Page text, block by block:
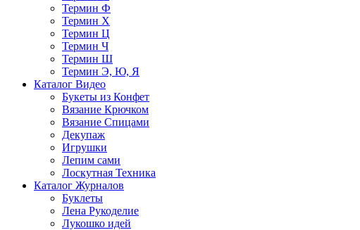
Термин Ф
Термин Х
Термин Ц
Термин Ч
Термин Ш
Термин Э, Ю, Я
Каталог Видео
Букеты из Конфет
Вязание Крючком
Вязание Спицами
Декупаж
Игрушки
Лепим сами
Лоскутная Техника
Каталог Журналов
Буклеты
Лена Рукоделие
Лукошко идей